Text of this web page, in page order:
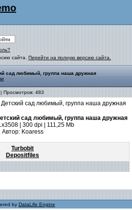
сайта. Перейти на полную версию сайта.
сад любимый, группа наша дружная
Просмотров: 483
сад любимый, группа наша дружная
| 300 dpi | 111,25 Mb
Автор: Koaress
Turbobit
Depositfiles
by DataLife Engine